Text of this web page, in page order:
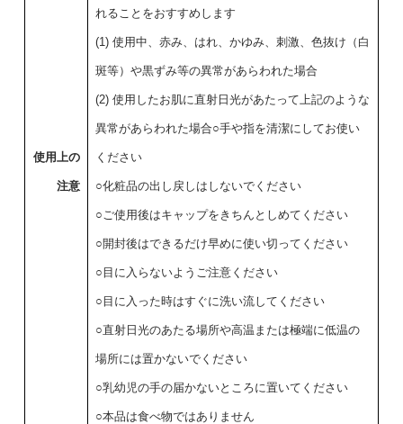
使用上の
注意
れることをおすすめします
(1) 使用中、赤み、はれ、かゆみ、刺激、色抜け（白
斑等）や黒ずみ等の異常があらわれた場合
(2) 使用したお肌に直射日光があたって上記のような
異常があらわれた場合○手や指を清潔にしてお使い
ください
○化粧品の出し戻しはしないでください
○ご使用後はキャップをきちんとしめてください
○開封後はできるだけ早めに使い切ってください
○目に入らないようご注意ください
○目に入った時はすぐに洗い流してください
○直射日光のあたる場所や高温または極端に低温の
場所には置かないでください
○乳幼児の手の届かないところに置いてください
○本品は食べ物ではありません